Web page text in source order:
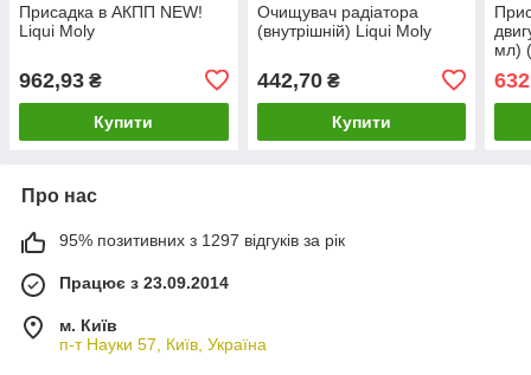
Присадка в АКПП NEW!
Liqui Moly
962,93 ₴
Купити
Очищувач радіатора
(внутрішній) Liqui Moly
442,70₴
Купити
мл)
Про нас
95% позитивних з 1297 відгуків за рік
Працює з 23.09.2014
м. Київ
п-т Науки 57, Київ, Україна